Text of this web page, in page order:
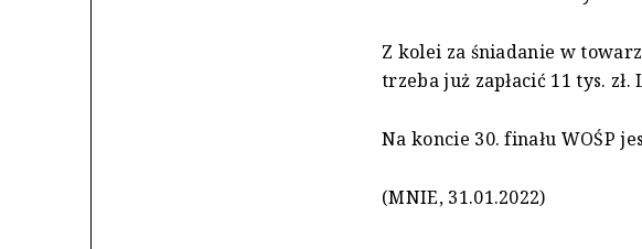
Z kolei za śniadanie w
trzeba już zapłacić 11 tys.
Na koncie 30. finału WOŚP
(MNIE, 31.01.2022)